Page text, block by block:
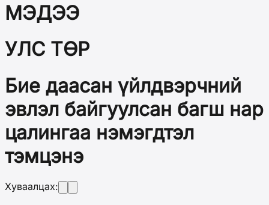
МЭДЭЭ
УЛС ТӨР
Бие даасан үйлдвэрчний
эвлэл байгуулсан багш нар
цалингаа нэмэгдтэл
тэмцэнэ
Хуваалцах: